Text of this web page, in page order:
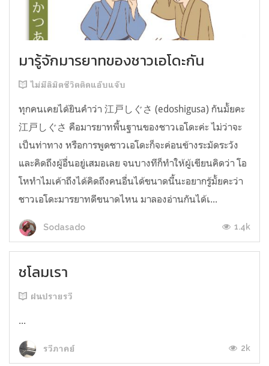
มารู้จักมารยาทของชาวเอโดะกัน
ไม่มีลิมิตชีวิตติดแอ๊บแจ๊บ
ทุกคนเคยได้ยินคำว่า 江戸しぐさ (edoshigusa) กันมั้ยคะ
江戸しぐさ คือมารยาทพื้นฐานของชาวเอโดะค่ะ ไม่ว่าจะ
เป็นท่าทาง หรือการพูดชาวเอโดะก็จะค่อนข้างระมัดระวัง
และคิดถึงผู้อื่นอยู่เสมอเลย จนบางทีก็ทำให้ผู้เขียนคิดว่า โอ
โหทำไมเค้าถึงได้คิดถึงคนอื่นได้ขนาดนี้นะอยากรู้มั้ยคะว่า
ชาวเอโดะมารยาทดีขนาดไหน มาลองอ่านกันได้เ...
Sodasado 1.4k
ชโลมเรา
ฝนปรายรวี
...
รวีภาคย์ 2k